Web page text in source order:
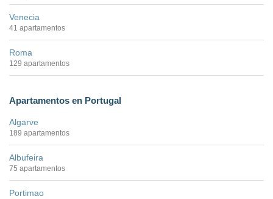
Venecia
41 apartamentos
Roma
129 apartamentos
Apartamentos en Portugal
Algarve
189 apartamentos
Albufeira
75 apartamentos
Portimao